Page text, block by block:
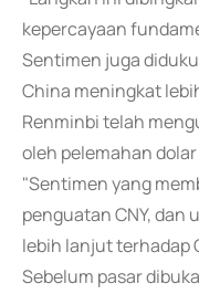
kepercayaan
Sentimen juga
China meningkat
Renminbi telah
oleh pelemahan
"Sentimen yang
penguatan CNY,
lebih lanjut terhadap
Sebelum pasar